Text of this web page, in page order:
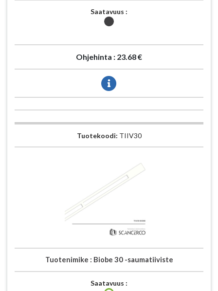
Saatavuus :
Ohjehinta : 23.68 €
Tuotekoodi: TIIV30
Tuotenimike : Biobe 30 -saumatiiviste
Saatavuus :